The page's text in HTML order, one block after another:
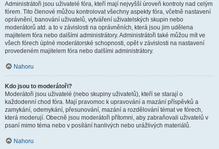
Administrátoři jsou uživatelé fóra, kteří mají nejvyšší úroveň kontroly nad celým
fórem. Tito členové můžou kontrolovat všechny aspekty fóra, včetně nastavení
oprávnění, banování uživatelů, vytváření uživatelských skupin nebo
moderátorů atd. a to v závislosti na oprávněních, která jsou jim udělena
majitelem fóra nebo dalšími administrátory. Administrátoři také můžou mít ve
všech fórech úplné moderátorské schopnosti, opět v závislosti na nastavení
provedeném majitelem fóra nebo dalšími administrátory.
Nahoru
Kdo jsou to moderátoři?
Moderátoři jsou uživatelé (nebo skupiny uživatelů), kteří se starají o
každodenní chod fóra. Mají pravomoc k upravování a mazání příspěvků a
zamykání, odemykání, přesunování, mazání a rozdělování témat ve fórech,
která moderují. Obecně jsou moderátoři přítomni, aby zabraňovali uživatelů v
psaní mimo téma nebo v posílání hanlivých nebo urážlivých materiálů.
Nahoru